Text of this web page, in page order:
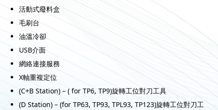
活動式廢料盒
毛刷台
油溫冷卻
USB介面
網絡連接服務
X軸重複定位
(C+B Station) – ( for TP6, TP9)旋轉工位對刀工具
(D Station) – (for TP63, TP93, TPL93, TP123)旋轉工位對刀工